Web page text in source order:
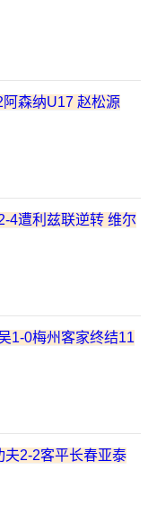
森纳U17 赵松源
4遭利兹联逆转 维尔
1-0梅州客家终结11
夫2-2客平长春亚泰